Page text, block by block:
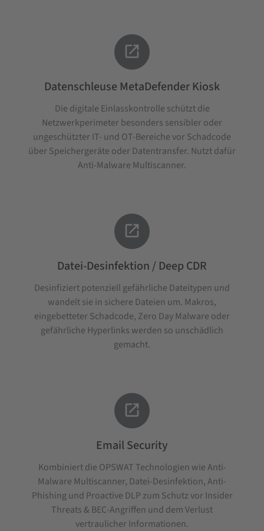

Datenschleuse MetaDefender Kiosk
Die digitale Einlasskontrolle schützt die
Netzwerkperimeter besonders sensibler oder
ungeschützter IT- und OT-Bereiche vor Schadcode
über Speichergeräte oder Datentransfer. Nutzt dafür
Anti-Malware Multiscanner.

Datei-Desinfektion / Deep CDR
Desinfiziert potenziell gefährliche Dateitypen und
wandelt sie in sichere Dateien um. Makros,
eingebetteter Schadcode, Zero Day Malware oder
gefährliche Hyperlinks werden so unschädlich
gemacht.

Email Security
Kombiniert die OPSWAT Technologien wie Anti-
Malware Multiscanner, Datei-Desinfektion, Anti-
Phishing und Proactive DLP zum Schutz vor Insider
Threats & BEC-Angriffen und dem Verlust
vertraulicher Informationen.